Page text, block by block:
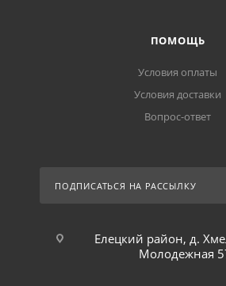
ПОМОЩЬ
Условия оплаты
Условия доставки
Вопрос-ответ
ПОДПИСАТЬСЯ НА РАССЫЛКУ
Елецкий район, д.
Молодежная